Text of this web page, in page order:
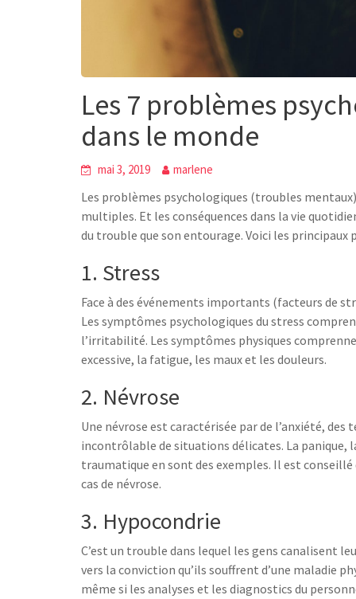
Les 7 problèmes
dans le monde
mai 3, 2019 marlene
Les problèmes psychologiques (troubles
multiples. Et les conséquences dans la vie
du trouble que son entourage. Voici les principaux
1. Stress
Face à des événements importants (facteurs de
Les symptômes psychologiques du stress
l’irritabilité. Les symptômes physiques
excessive, la fatigue, les maux et les douleurs.
2. Névrose
Une névrose est caractérisée par de l’anxiété,
incontrôlable de situations délicates. La
traumatique en sont des exemples. Il est conseillé
cas de névrose.
3. Hypocondrie
C’est un trouble dans lequel les gens canalisent
vers la conviction qu’ils souffrent d’une maladie
même si les analyses et les diagnostics du